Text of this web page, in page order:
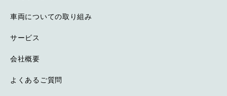
車両についての取り組み
サービス
会社概要
よくあるご質問